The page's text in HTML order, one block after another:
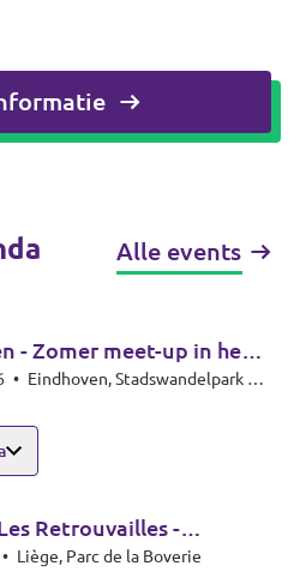
Alle events
- Zomer meet-up in het
meet-up
•
Retrouvailles -
• Liège, Parc de la Boverie